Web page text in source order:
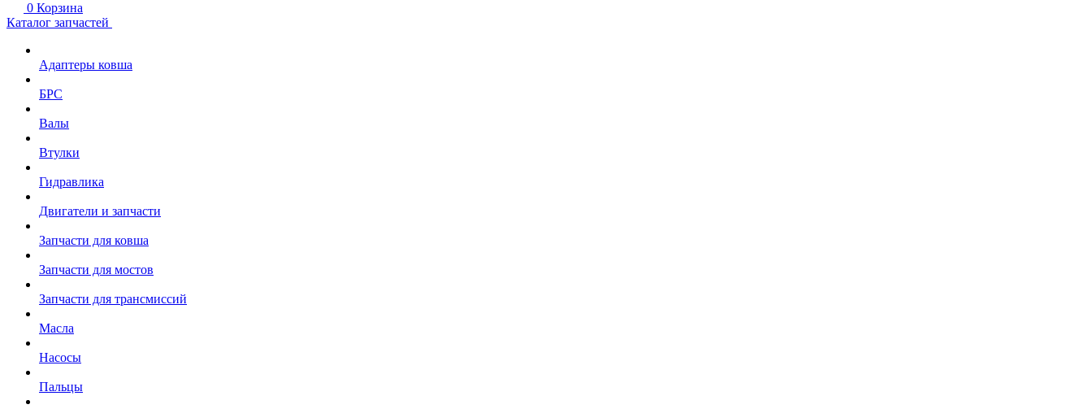
0 Корзина
Каталог запчастей
Адаптеры ковша
БРС
Валы
Втулки
Гидравлика
Двигатели и запчасти
Запчасти для ковша
Запчасти для мостов
Запчасти для трансмиссий
Масла
Насосы
Пальцы